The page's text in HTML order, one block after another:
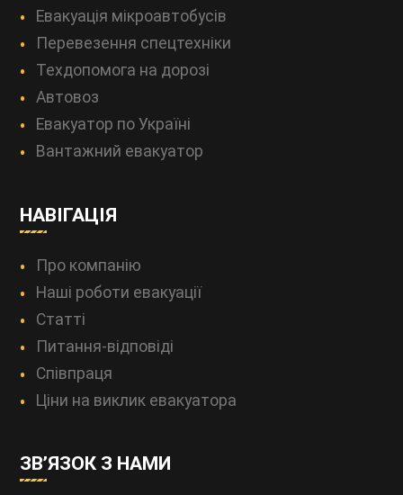
Евакуація мікроавтобусів
Перевезення спецтехніки
Техдопомога на дорозі
Автовоз
Евакуатор по Україні
Вантажний евакуатор
НАВІГАЦІЯ
Про компанію
Наші роботи евакуації
Статті
Питання-відповіді
Співпраця
Ціни на виклик евакуатора
ЗВ’ЯЗОК З НАМИ